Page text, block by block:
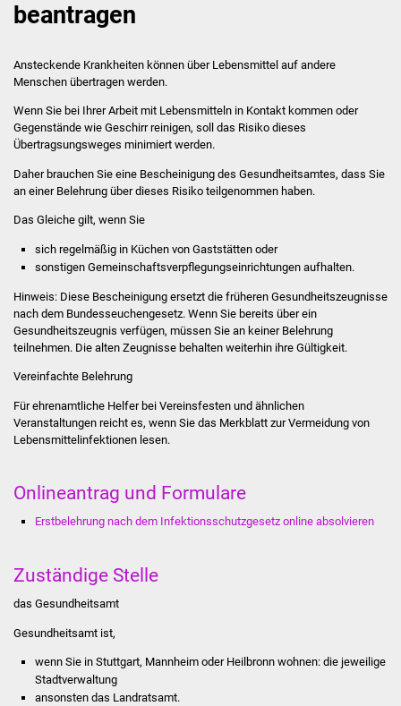
Veröffentlichungen
Ortsrecht
Wahlen
Stadtinfo
Jubiläumsjahr 2021
Projekte
Sanierung Hallenbad
beantragen
Ansteckende Krankheiten können über Lebensmittel auf andere
Menschen übertragen werden.
Wenn Sie bei Ihrer Arbeit mit Lebensmitteln in Kontakt kommen oder
Gegenstände wie Geschirr reinigen, soll das Risiko dieses
Übertragsungsweges minimiert werden.
Daher brauchen Sie eine Bescheinigung des Gesundheitsamtes, dass Sie
an einer Belehrung über dieses Risiko teilgenommen haben.
Das Gleiche gilt, wenn Sie
sich regelmäßig in Küchen von Gaststätten oder
sonstigen Gemeinschaftsverpflegungseinrichtungen aufhalten.
Hinweis: Diese Bescheinigung ersetzt die früheren Gesundheitszeugnisse
nach dem Bundesseuchengesetz. Wenn Sie bereits über ein
Gesundheitszeugnis verfügen, müssen Sie an keiner Belehrung
teilnehmen. Die alten Zeugnisse behalten weiterhin ihre Gültigkeit.
Vereinfachte Belehrung
Für ehrenamtliche Helfer bei Vereinsfesten und ähnlichen
Veranstaltungen reicht es, wenn Sie das Merkblatt zur Vermeidung von
Lebensmittelinfektionen lesen.
Onlineantrag und Formulare
Erstbelehrung nach dem Infektionsschutzgesetz online absolvieren
Zuständige Stelle
das Gesundheitsamt
Gesundheitsamt ist,
wenn Sie in Stuttgart, Mannheim oder Heilbronn wohnen: die jeweilige
Stadtverwaltung
ansonsten das Landratsamt.